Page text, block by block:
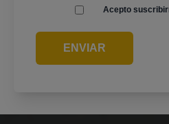
Acepto
ENVIAR